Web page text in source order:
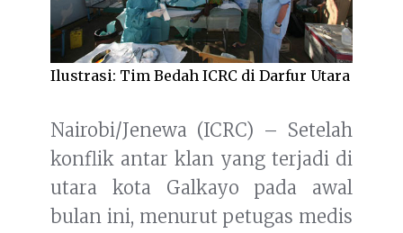
Ilustrasi: Tim Bedah ICRC di Darfur Utara
Nairobi/Jenewa (ICRC) – Setelah
konflik antar klan yang terjadi di
utara kota Galkayo pada awal
bulan ini, menurut petugas medis